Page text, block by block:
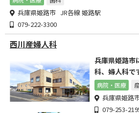
兵庫県姫路市 JR各線 姫路駅
079-222-3300
西川産婦人科
兵庫県姫路市
科、婦人科で
病院・医療
兵庫県姫路
079-253-